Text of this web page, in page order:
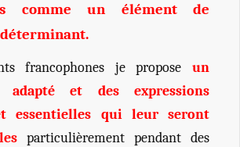
comme un élément de
francophones je propose un
adapté et des expressions
essentielles qui leur seront
particulièrement pendant des